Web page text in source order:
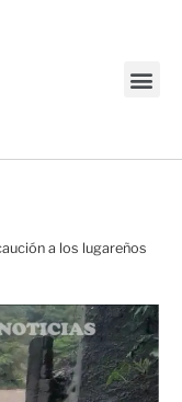
a los lugareños